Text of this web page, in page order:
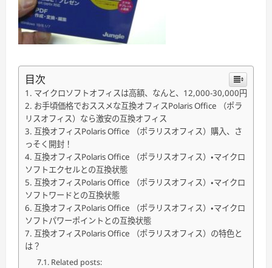
目次
マイクロソフトオフィスは高額、なんと、12,000-30,000円
お手頃価格でおススメな互換オフィスPolaris Office （ポラ
リスオフィス）なら激安の互換オフィス
互換オフィスPolaris Office （ポラリスオフィス）購入、さ
っそく開封！
互換オフィスPolaris Office （ポラリスオフィス）・マイクロ
ソフトエクセルとの互換状態
互換オフィスPolaris Office （ポラリスオフィス）・マイクロ
ソフトワードとの互換状態
互換オフィスPolaris Office （ポラリスオフィス）・マイクロ
ソフトパワーポイントとの互換状態
互換オフィスPolaris Office （ポラリスオフィス）の特色と
は？
Related posts: